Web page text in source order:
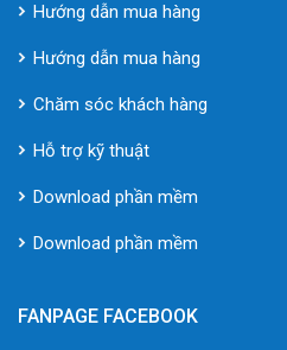
Hướng dẫn mua hàng
Hướng dẫn mua hàng
Chăm sóc khách hàng
Hỗ trợ kỹ thuật
Download phần mềm
Download phần mềm
FANPAGE FACEBOOK